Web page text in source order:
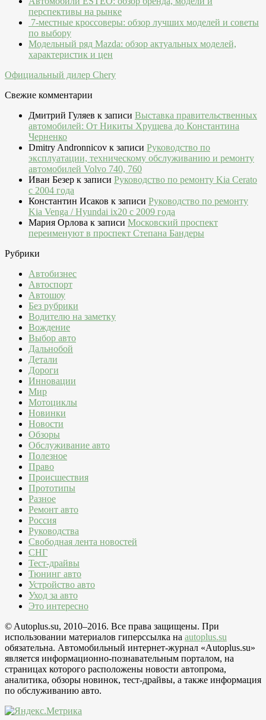
перспективы на рынке
7-местные кроссоверы: обзор лучших моделей и советы
по выбору
Модельный ряд Mazda: обзор актуальных моделей,
характеристик и цен
Официальный дилер Chery
Свежие комментарии
Дмитрий Гуляев к записи Выставка правительственных
автомобилей: От Никиты Хрущева до Константина
Черненко
Dmitry Andronnicov к записи Руководство по
эксплуатации, техническому обслуживанию и ремонту
автомобилей Volvo 740, 760
Иван Безер к записи Руководство по ремонту Kia Cerato
c 2004 года
Константин Исаков к записи Руководство по ремонту
Kia Venga / Hyundai ix20 c 2009 года
Мария Орлова к записи Московский проспект
переименуют в проспект Степана Бандеры
Рубрики
Автобизнес
Автоспорт
Автошоу
Без рубрики
Водителю на заметку
Вождение
Выбор авто
Дальнобой
Детали
Дороги
Инновации
Мир
Мотоциклы
Новинки
Новости
Обзоры
Обслуживание авто
Полезное
Право
Происшествия
Прототипы
Разное
Ремонт авто
Россия
Руководства
Свободная лента новостей
СНГ
Тест-драйвы
Тюнинг авто
Устройство авто
Уход за авто
Это интересно
© Autoplus.su, 2010–2016. Все права защищены. При
использовании материалов гиперссылка на autoplus.su
обязательна. Автомобильный интернет-журнал «Autoplus.su»
является информационно-познавательным порталом, на
страницах которого расположены новости автопрома,
аналитика, обзоры новинок, тест-драйвы, а также информация
по обслуживанию авто.